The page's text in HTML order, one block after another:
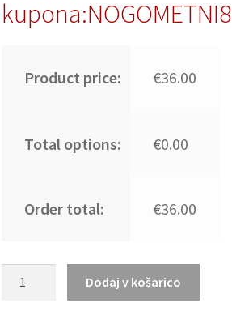
kupona:NOGOMETNI8
Product price: €36.00
Total options: €0.00
Order total: €36.00
Dodaj v košarico